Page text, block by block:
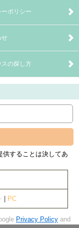
ポリシー
せ
の探し方
供することは決してあ
| PC
Privacy Policy and